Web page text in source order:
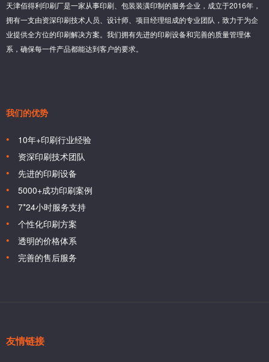
天津佰得利印刷厂是一家从事印刷、包装装潢印制的服务企业，成立于2016年，
拥有一支由资深印刷技术人员、设计师、项目经理组成的专业团队，致力于为企
业提供全方位的印刷解决方案。我们拥有先进的印刷设备和完善的质量管理体
系，确保每一件产品都能达到客户的要求。
我们的优势
10年+印刷行业经验
资深印刷技术团队
先进的印刷设备
5000+成功印刷案例
7*24小时服务支持
个性化印刷方案
透明的价格体系
完善的售后服务
友情链接